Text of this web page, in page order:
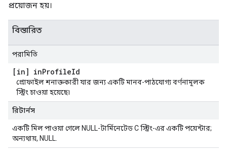
প্রয়োজন হয়।
বিস্তারিত
পরামিতি
[in] inProfileId
প্রোফাইল শনাক্তকারী যার জন্য একটি মানব-পাঠযোগ্য বর্ণনামূলক
স্ট্রিং চাওয়া হয়েছে৷
রিটার্নস
একটি মিল পাওয়া গেলে NULL-টার্মিনেটেড C স্ট্রিং-এর একটি পয়েন্টার;
অন্যথায়, NULL.